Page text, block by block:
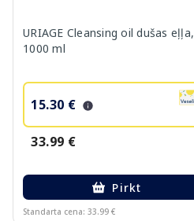
URIAGE Cleansing oil dušas eļļa,
1000 ml
15.30 €
33.99 €
Pirkt
Standarta cena: 33.99 €